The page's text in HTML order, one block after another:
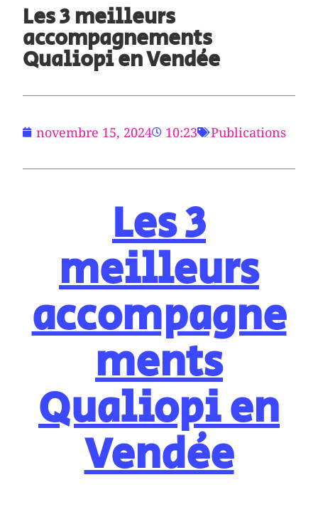
Les 3 meilleurs
accompagnements
Qualiopi en Vendée
novembre 15, 2024 10:23 Publications
Les 3
meilleurs
accompagne
ments
Qualiopi en
Vendée